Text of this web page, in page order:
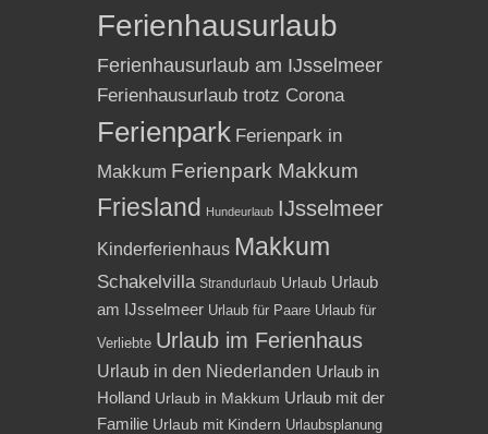
Ferienhausurlaub
Ferienhausurlaub am IJsselmeer
Ferienhausurlaub trotz Corona
Ferienpark Ferienpark in
Makkum Ferienpark Makkum
Friesland Hundeurlaub IJsselmeer
Kinderferienhaus Makkum
Schakelvilla Strandurlaub Urlaub Urlaub
am IJsselmeer Urlaub für Paare Urlaub für
Verliebte Urlaub im Ferienhaus
Urlaub in den Niederlanden Urlaub in
Holland Urlaub in Makkum Urlaub mit der
Familie Urlaub mit Kindern Urlaubsplanung